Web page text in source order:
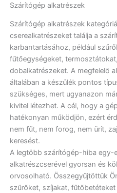
Szárítógép alkatrészek
Szárítógép alkatrészek
cserealkatrészeket találja a
karbantartásához, például
fűtőegységeket,
dobalkatrészeket. A megfelelő
általában a készülék pontos
szükséges, mert ugyanazon
kivitel létezhet. A cél, hogy a
hatékonyan működjön, ezért
nem fűt, nem forog, nem ürít,
keresést.
A legtöbb szárítógép-hiba egy-
alkatrészcserével gyorsan és
orvosolható. Összegyűjtöttük
szűrőket, szíjakat,